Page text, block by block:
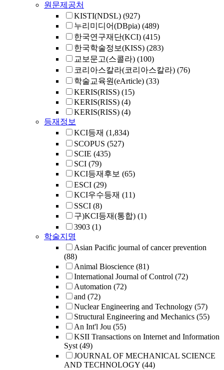
원문제공처
KISTI(NDSL) (927)
누리미디어(DBpia) (489)
한국연구재단(KCI) (415)
한국학술정보(KISS) (283)
교보문고(스콜라) (100)
코리아스칼라(코리아스칼라) (76)
학술교육원(eArticle) (33)
KERIS(RISS) (15)
KERIS(RISS) (4)
KERIS(RISS) (4)
등재정보
KCI등재 (1,834)
SCOPUS (527)
SCIE (435)
SCI (79)
KCI등재후보 (65)
ESCI (29)
KCI우수등재 (11)
SSCI (8)
구)KCI등재(통합) (1)
3903 (1)
학술지명
Asian Pacific journal of cancer prevention
(88)
Animal Bioscience (81)
International Journal of Control (72)
Automation (72)
and (72)
Nuclear Engineering and Technology (57)
Structural Engineering and Mechanics (55)
An Int'l Jou (55)
KSII Transactions on Internet and Information
Syst (49)
JOURNAL OF MECHANICAL SCIENCE
AND TECHNOLOGY (44)